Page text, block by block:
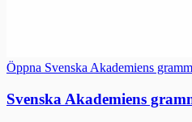
Öppna Svenska Akademiens
Svenska Akademiens